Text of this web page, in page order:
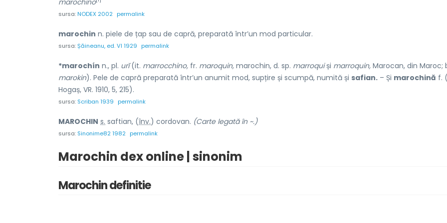
sursa:NODEX 2002 permalink
marochin n. piele de țap sau de capră, preparată într’un mod particular.
sursa:Șăineanu, ed. VI 1929 permalink
*marochín n., pl. urĭ(it. marrocchino, fr. maroquin, marochin, d. sp. marroquiși marroquin, Marocan, din Maroc;
marokin). Pele de capră preparată într’un anumit mod, supțire și scumpă, numită și safian. – Și marochină f.
Hogaș, VR. 1910, 5, 215).
sursa: Scriban 1939 permalink
MAROCHIN s. saftian, (înv.) cordovan. (Carte legată în ~.)
sursa: Sinonime82 1982 permalink
Marochin dex online | sinonim
Marochin definitie